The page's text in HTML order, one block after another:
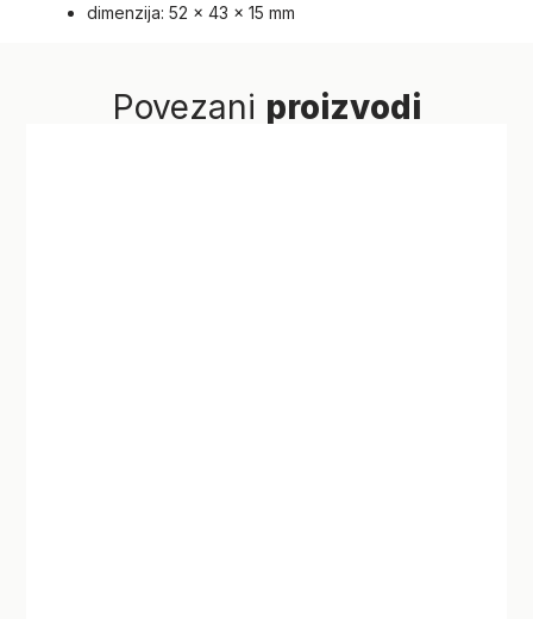
dimenzija: 52 x 43 x 15 mm
Povezani proizvodi